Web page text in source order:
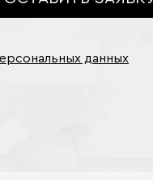
данных